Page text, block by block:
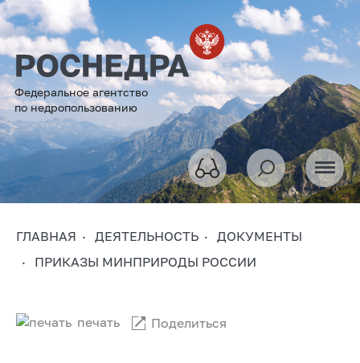
Федеральное агентство
по недропользованию
ГЛАВНАЯ ДЕЯТЕЛЬНОСТЬ
ДОКУМЕНТЫ
ПРИКАЗЫ МИНПРИРОДЫ РОССИИ
печать Поделиться